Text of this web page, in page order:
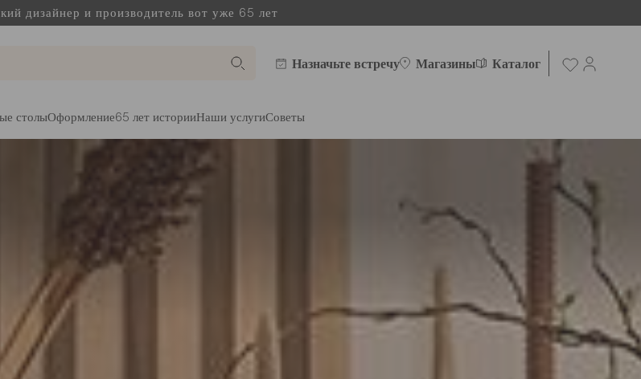
дизайнер и производитель вот уже 65 лет
Назначьте встречу Магазины Каталог
столыОформление65 лет историиНаши услугиСоветы